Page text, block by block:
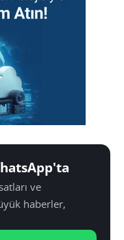
ve
haberler,